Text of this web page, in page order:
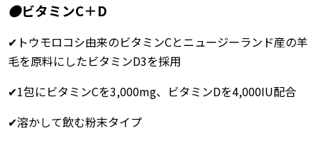
●ビタミンC＋D
✔トウモロコシ由来のビタミンCとニュージーランド産の羊
毛を原料にしたビタミンD3を採用
✔1包にビタミンCを3,000mg、ビタミンDを4,000IU配合
✔溶かして飲む粉末タイプ